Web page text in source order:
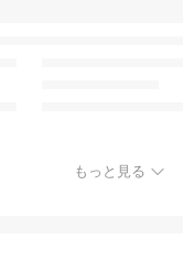
もっと見る